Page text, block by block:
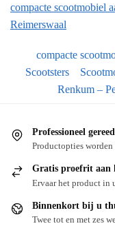
compacte scootmobiel
Reimerswaal
compacte
Scootsters
Renkum –
Professioneel
Productopties
Gratis proefrit aan
Ervaar het product in
Binnenkort bij u
Twee tot en met zes